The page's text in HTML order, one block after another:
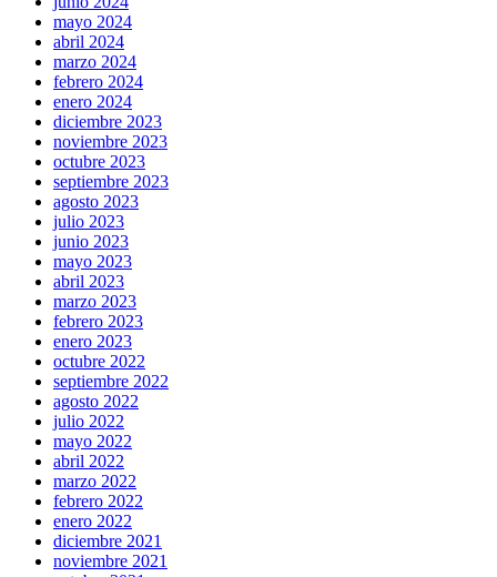
mayo 2024
abril 2024
marzo 2024
febrero 2024
enero 2024
diciembre 2023
noviembre 2023
octubre 2023
septiembre 2023
agosto 2023
julio 2023
junio 2023
mayo 2023
abril 2023
marzo 2023
febrero 2023
enero 2023
octubre 2022
septiembre 2022
agosto 2022
julio 2022
mayo 2022
abril 2022
marzo 2022
febrero 2022
enero 2022
diciembre 2021
noviembre 2021